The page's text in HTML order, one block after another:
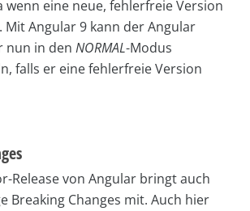
wenn eine neue, fehlerfreie Version
Mit Angular 9 kann der Angular
nun in den NORMAL-Modus
falls er eine fehlerfreie Version
Release von Angular bringt auch
Breaking Changes mit. Auch hier